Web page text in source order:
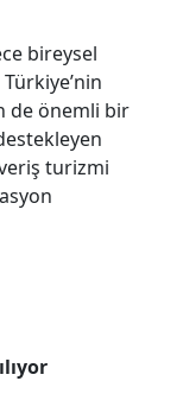
bireysel
de önemli bir
turizmi